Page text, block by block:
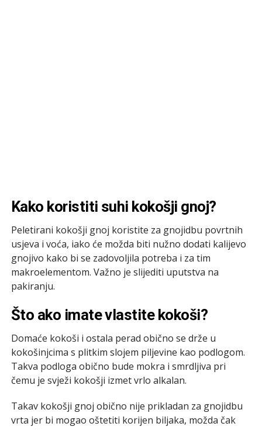
Kako koristiti suhi kokošji gnoj?
Peletirani kokošji gnoj koristite za gnojidbu povrtnih
usjeva i voća, iako će možda biti nužno dodati kalijevo
gnojivo kako bi se zadovoljila potreba i za tim
makroelementom. Važno je slijediti uputstva na
pakiranju.
Što ako imate vlastite kokoši?
Domaće kokoši i ostala perad obično se drže u
kokošinjcima s plitkim slojem piljevine kao podlogom.
Takva podloga obično bude mokra i smrdljiva pri
čemu je svježi kokošji izmet vrlo alkalan.
Takav kokošji gnoj obično nije prikladan za gnojidbu
vrta jer bi mogao oštetiti korijen biljaka, možda čak